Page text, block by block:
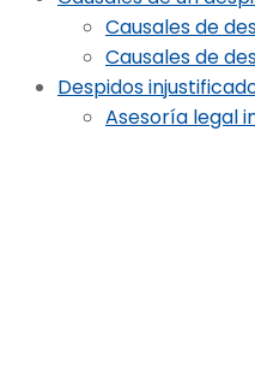
Causales de
Causales de
Despidos
Asesoría legal